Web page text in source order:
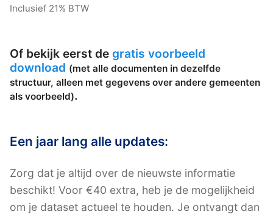
Inclusief 21% BTW
Of bekijk eerst de gratis voorbeeld
download (met alle documenten in dezelfde
structuur, alleen met gegevens over andere gemeenten
als voorbeeld).
Een jaar lang alle updates:
Zorg dat je altijd over de nieuwste informatie
beschikt! Voor €40 extra, heb je de mogelijkheid
om je dataset actueel te houden. Je ontvangt dan